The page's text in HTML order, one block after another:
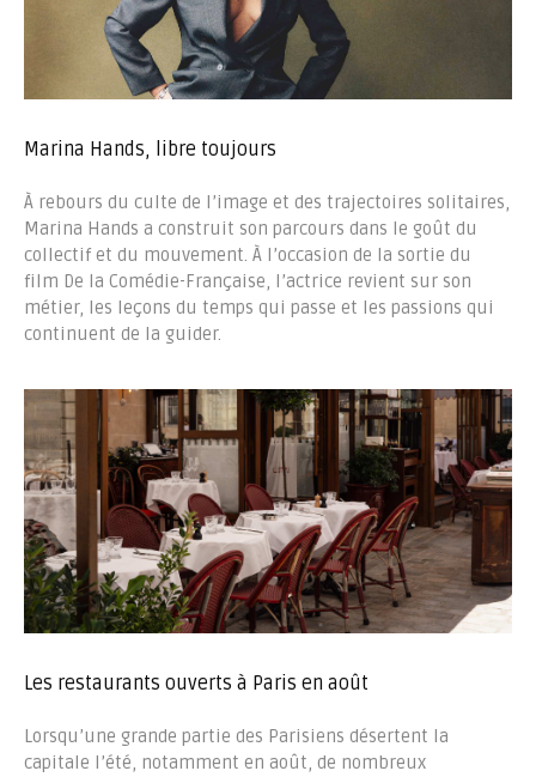
Marina Hands, libre toujours
À rebours du culte de l’image et des trajectoires solitaires,
Marina Hands a construit son parcours dans le goût du
collectif et du mouvement. À l’occasion de la sortie du
film De la Comédie-Française, l’actrice revient sur son
métier, les leçons du temps qui passe et les passions qui
continuent de la guider.
Les restaurants ouverts à Paris en août
Lorsqu’une grande partie des Parisiens désertent la
capitale l’été, notamment en août, de nombreux